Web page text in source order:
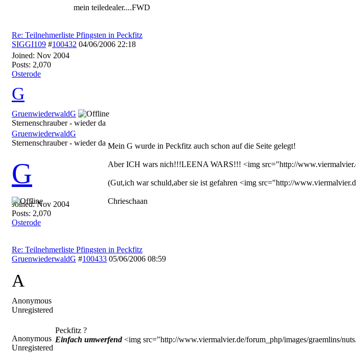
mein teiledealer....FWD
Re: Teilnehmerliste Pfingsten in Peckfitz
SIGGI109 #100432 04/06/2006 22:18
Joined: Nov 2004
Posts: 2,070
Osterode
G
GruenwiederwaldG
Sternenschrauber - wieder da
GruenwiederwaldG
Sternenschrauber - wieder da
G
Joined:Nov 2004
Posts: 2,070
Osterode
Mein G wurde in Peckfitz auch schon auf die Seite gelegt!
Aber ICH wars nich!!!LEENA WARS!!! <img src="http://
(Gut,ich war schuld,aber sie ist gefahren <img src="http://
Chrieschaan
Re: Teilnehmerliste Pfingsten in Peckfitz
GruenwiederwaldG #100433 05/06/2006 08:59
A
Anonymous
Unregistered
Anonymous
Unregistered
Peckfitz ?
Einfach umwerfend<img src="http://www.viermalvier.de/forum_php/images/graemlins/